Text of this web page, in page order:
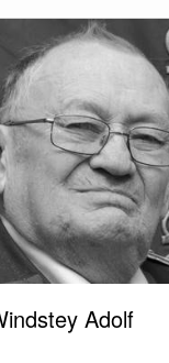
Adolf